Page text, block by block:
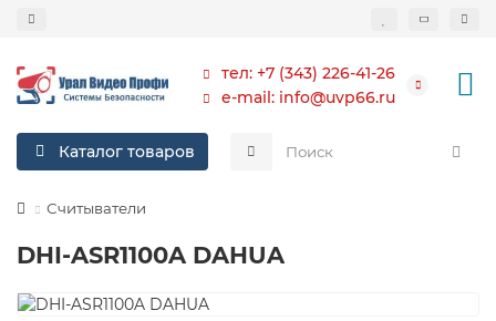
тел: +7 (343) 226-41-26
e-mail: info@uvp66.ru
Каталог товаров
Считыватели
DHI-ASR1100A DAHUA